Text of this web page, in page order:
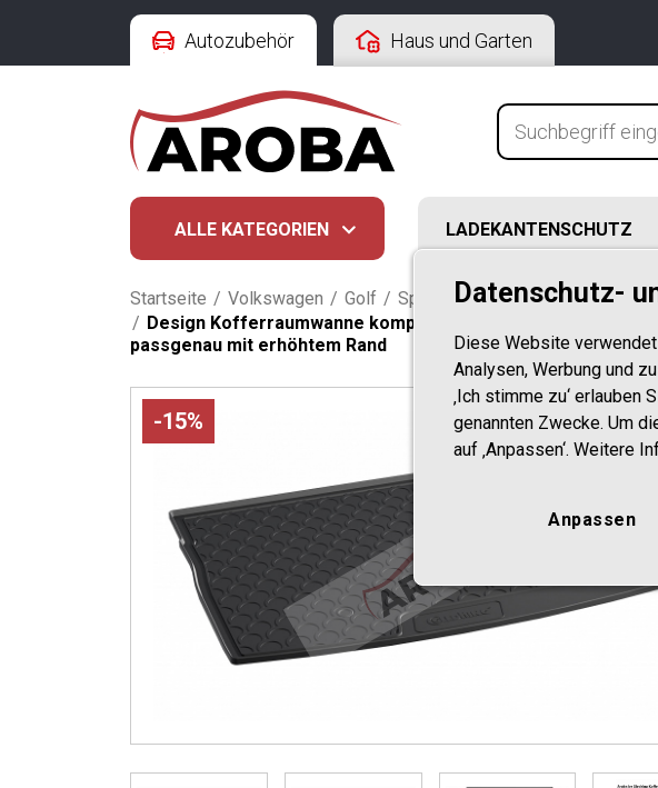
Autozubehör Haus und Garten
ALLE KATEGORIEN LADEKANTENSCHUTZ
Startseite / Volkswagen / Golf / SportsVan VII (03.2014-07.2020)
/ Design Kofferraumwanne kompatibel mit Volkswagen Golf
passgenau mit erhöhtem Rand
-15%
Datenschutz-
Diese Website
Analysen, Werbung und
‚Ich stimme zu‘ erlauben
genannten Zwecke. Um
auf ‚Anpassen‘. Weitere
Anpassen